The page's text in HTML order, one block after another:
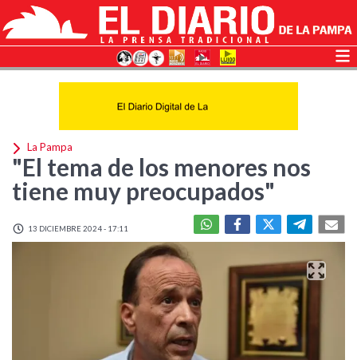
La Pampa
"El tema de los menores nos
tiene muy preocupados"
13 DICIEMBRE 2024 - 17:11